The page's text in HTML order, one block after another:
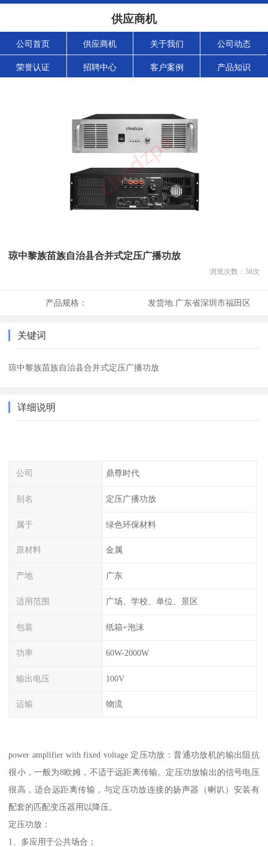
供应商机
公司首页 供应商机 关于我们 公司动态
荣誉认证 招聘中心 客户案例 产品知识
琼中黎族苗族自治县合并式定压广播功放
浏览次数： 58次
产品规格： 发货地:广东省深圳市福田区
关键词
琼中黎族苗族自治县合并式定压广播功放
详细说明
公司 鼎尊时代
别名 定压广播功放
属于 绿色环保材料
原材料 金属
产地 广东
适用范围 广场、学校、单位、景区
包装 纸箱+泡沫
功率 60W-2000W
输出电压 100V
运输 物流
power amplifier with fixed voltage 定压功放：普通功放机的输出阻抗
很小，一般为8欧姆，不适于远距离传输。定压功放输出的信号电压
很高，适合远距离传输，与定压功放连接的扬声器（喇叭）安装有
配套的匹配变压器用以降压。
定压功放：
1、多应用于公共场合；